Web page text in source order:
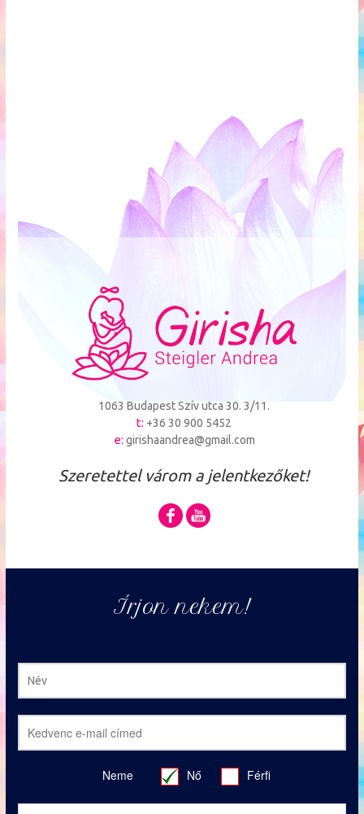
1063 Budapest Szív utca 30. 3/11.
t: +36 30 900 5452
e: girishaandrea@gmail.com
Szeretettel várom a jelentkezőket!
Írjon nekem!
Neme Nő Férfi